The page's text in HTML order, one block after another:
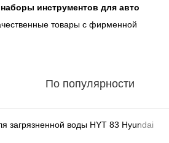
инструментов для авто
товары с фирменной
По популярности